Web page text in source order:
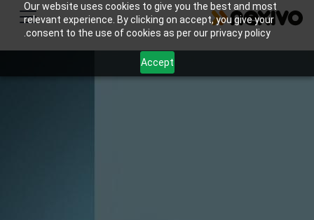
Our website uses cookies to give you the best and most
relevant experience. By clicking on accept, you give your
consent to the use of cookies as per our privacy policy.
Accept